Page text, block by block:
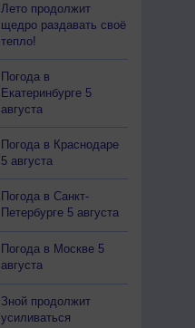
Лето продолжит
щедро раздавать своё
тепло!
Погода в
Екатеринбурге 5
августа
Погода в Краснодаре
5 августа
Погода в Санкт-
Петербурге 5 августа
Погода в Москве 5
августа
Зной продолжит
усиливаться